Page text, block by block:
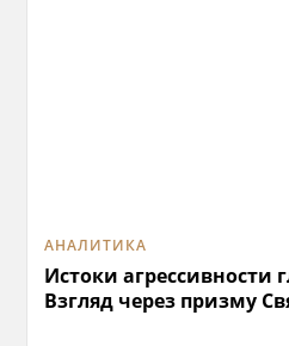
АНАЛИТИКА
Истоки агрессивности
Взгляд через призму